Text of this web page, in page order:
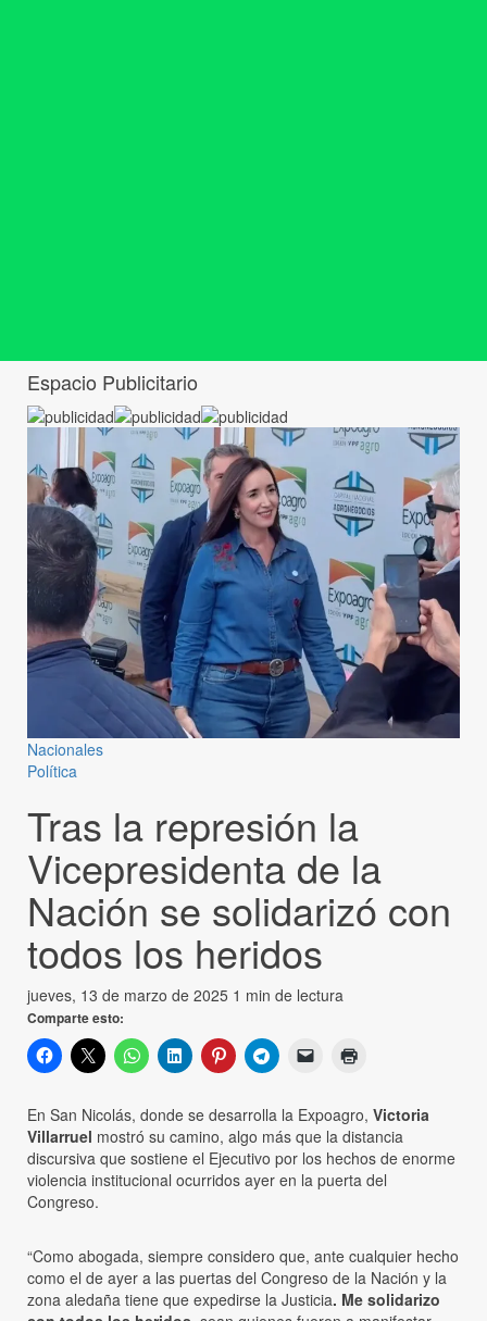
Espacio Publicitario
Nacionales
Política
Tras la represión la
Vicepresidenta de la
Nación se solidarizó con
todos los heridos
jueves, 13 de marzo de 2025 1 min de lectura
Comparte esto:
En San Nicolás, donde se desarrolla la Expoagro, Victoria
Villarruel mostró su camino, algo más que la distancia
discursiva que sostiene el Ejecutivo por los hechos de enorme
violencia institucional ocurridos ayer en la puerta del
Congreso.
“Como abogada, siempre considero que, ante cualquier hecho
como el de ayer a las puertas del Congreso de la Nación y la
zona aledaña tiene que expedirse la Justicia. Me solidarizo